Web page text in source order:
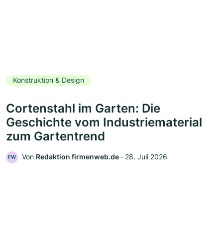
Konstruktion & Design
Cortenstahl im Garten: Die
Geschichte vom Industriematerial
zum Gartentrend
FW Von Redaktion firmenweb.de ‧ 28. Juli 2026